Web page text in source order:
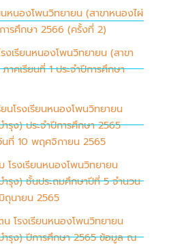
นหนองโพนวิทยายน (สาขาหนองไผ่
ารศึกษา 2566 (ครั้งที่ 2)
งเรียนหนองโพนวิทยายน (สาขา
าคเรียนที่ 1 ประจำปีการศึกษา
นโรงเรียนหนองโพนวิทยายน
รุง) ประจำปีการศึกษา 2565
ที่ 10 พฤศจิกายน 2565
โรงเรียนหนองโพนวิทยายน
ำรุง) ชั้นประถมศึกษาปีที่ 5 จำนวน
นายน 2565
โรงเรียนหนองโพนวิทยายน
ำรุง) ปีการศึกษา 2565 ข้อมูล ณ